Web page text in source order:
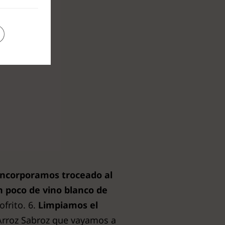
troceado al
poco de vino blanco de
6. Limpiamos el
Sabroz que vayamos a